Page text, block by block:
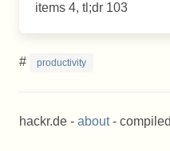
items 4, tl;dr 103
# productivity
hackr.de - about-